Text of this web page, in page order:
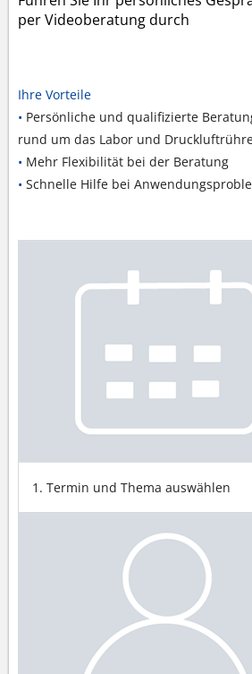
per Videoberatung durch
Ihre Vorteile
• Persönliche und qualifizierte
rund um das Labor und
• Mehr Flexibilität bei der Beratung
• Schnelle Hilfe bei
1. Termin und Thema auswählen